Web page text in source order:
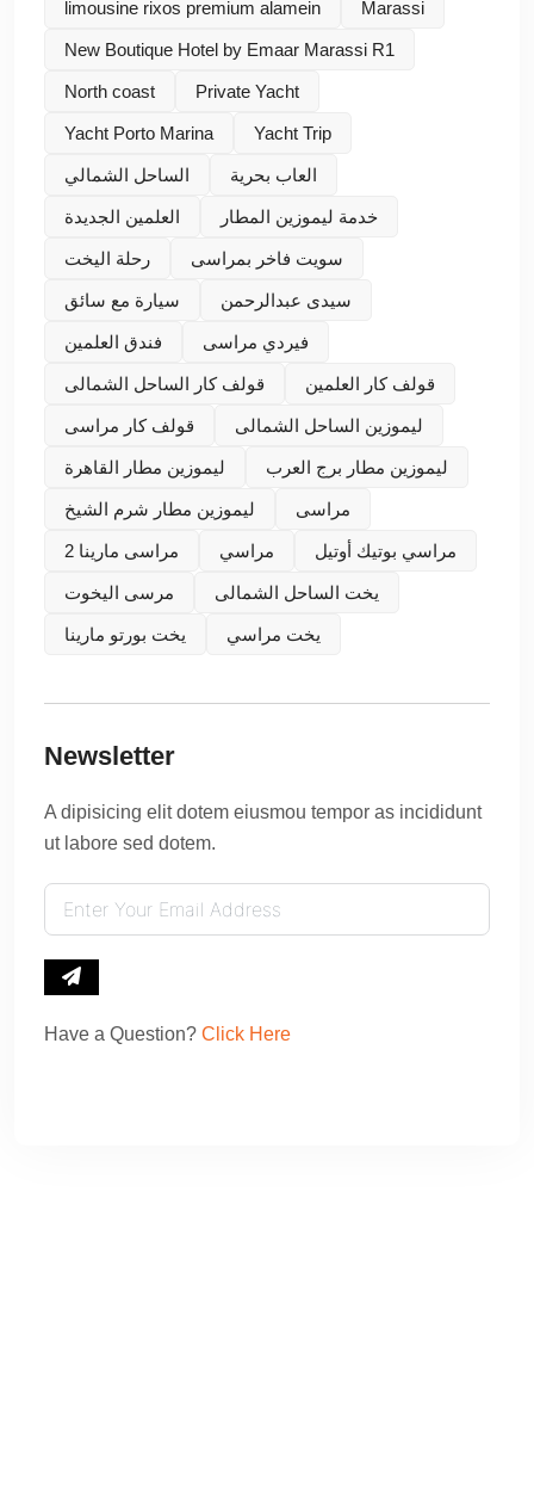
limousine rixos premium alamein Marassi
New Boutique Hotel by Emaar Marassi R1
North coast Private Yacht
Yacht Porto Marina Yacht Trip
الساحل الشمالي العاب بحرية
العلمين الجديدة خدمة ليموزين المطار
رحلة اليخت سويت فاخر بمراسى
سيارة مع سائق سيدى عبدالرحمن
فندق العلمين فيردي مراسى
قولف كار الساحل الشمالى قولف كار العلمين
قولف كار مراسى ليموزين الساحل الشمالى
ليموزين مطار القاهرة ليموزين مطار برج العرب
ليموزين مطار شرم الشيخ مراسى
مراسى مارينا 2 مراسي مراسي بوتيك أوتيل
مرسى اليخوت يخت الساحل الشمالى
يخت بورتو مارينا يخت مراسي
Newsletter
A dipisicing elit dotem eiusmou tempor as incididunt
ut labore sed dotem.
Have a Question? Click Here